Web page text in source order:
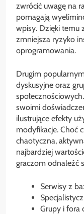
zwrócić uwagę na
pomagają
wpisy. Dzięki temu
zmniejsza ryzyko
oprogramowania.
Drugim
dyskusyjne oraz
swoimi
ilustrujące efekty
modyfikacje. Choć
chaotyczna,
najbardziej
graczom odnaleźć
Serwisy z
Grupy i fora